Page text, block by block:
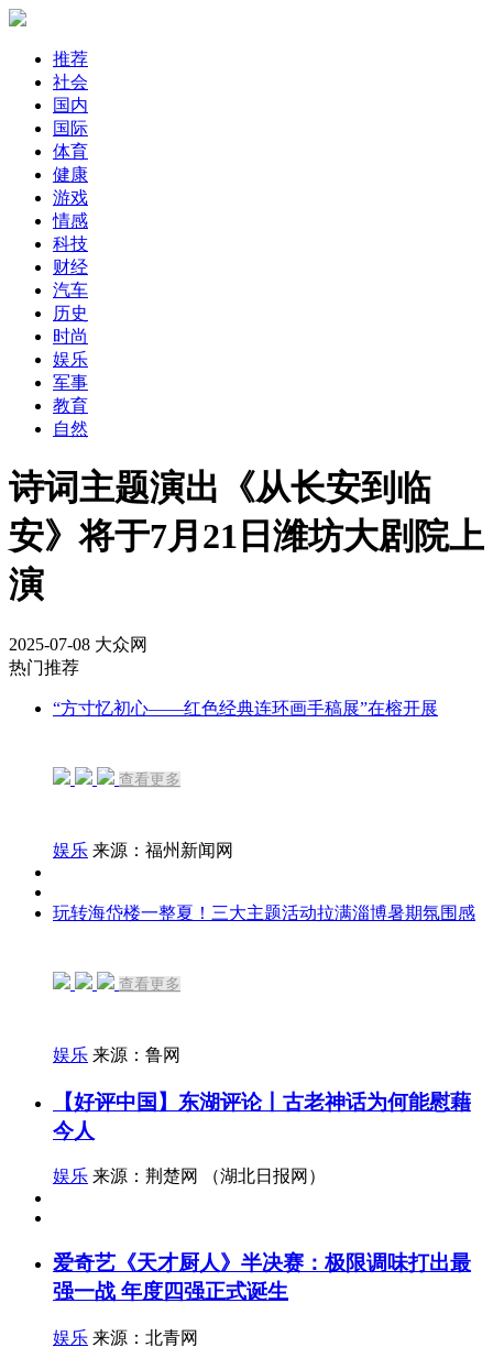
推荐
社会
国内
国际
体育
健康
游戏
情感
科技
财经
汽车
历史
时尚
娱乐
军事
教育
自然
诗词主题演出《从长安到临
安》将于7月21日潍坊大剧院上
演
2025-07-08 大众网
热门推荐
“方寸忆初心——红色经典连环画手稿展”在榕开展
查看更多
娱乐 来源：福州新闻网
玩转海岱楼一整夏！三大主题活动拉满淄博暑期氛围感
查看更多
娱乐 来源：鲁网
【好评中国】东湖评论丨古老神话为何能慰藉
今人
娱乐 来源：荆楚网 （湖北日报网）
爱奇艺《天才厨人》半决赛：极限调味打出最
强一战 年度四强正式诞生
娱乐 来源：北青网